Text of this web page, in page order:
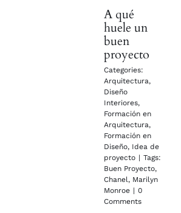
A qué
huele un
buen
proyecto
Categories:
Arquitectura,
Diseño
Interiores,
Formación en
Arquitectura,
Formación en
Diseño, Idea de
proyecto | Tags:
Buen Proyecto,
Chanel, Marilyn
Monroe | 0
Comments